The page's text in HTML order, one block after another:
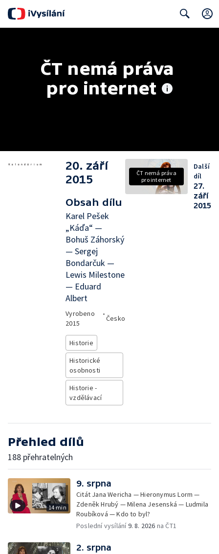
ČT nemá práva
pro internet
20. září
2015
Obsah dílu
Karel Pešek
„Káďa“ —
Bohuš Záhorský
— Sergej
Bondarčuk —
Lewis Milestone
— Eduard
Albert
Vyrobeno
2015
•
Česko
Historie
Historické
osobnosti
Historie -
vzdělávací
ČT nemá práva
pro internet
Další
díl
27.
září
2015
Přehled dílů
188 přehratelných
14 min
9. srpna
Citát Jana Wericha — Hieronymus Lorm —
Zdeněk Hrubý — Milena Jesenská — Ludmila
Roubíková — Kdo to byl?
Poslední vysílání9. 8. 2026 na ČT1
2. srpna